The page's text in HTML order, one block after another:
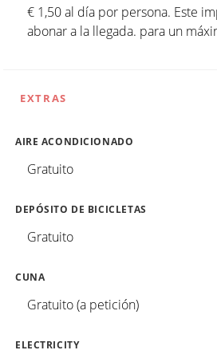
€ 1,50 al día por persona. Este
abonar a la llegada. para un
EXTRAS
AIRE ACONDICIONADO
Gratuito
DEPÓSITO DE BICICLETAS
Gratuito
CUNA
Gratuito (a petición)
ELECTRICITY